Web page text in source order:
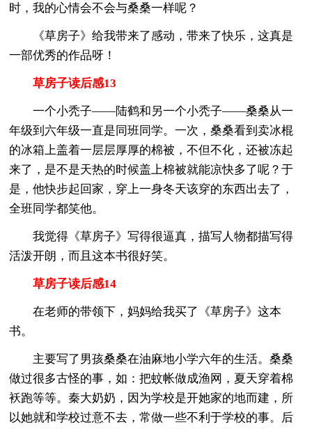
时，我的心情会不会与桑桑一样呢？
《草房子》给我带来了感动，带来了快乐，这真是
一部优秀的作品呀！
草房子读后感13
一个小秃子——陆鹤和另一个小秃子——桑桑从一
年级到六年级一直是同班同学。一次，桑桑看到卖冰棍
的冰箱上盖着一层层厚厚的棉被，不但不化，还被冻起
来了，是不是天热的时候盖上棉被就能凉快多了呢？于
是，他快步起回家，穿上一身冬天该穿的东西出去了，
全班同学都笑他。
我觉得《草房子》写得很逼真，描写人物都描写得
活泼开朗，而且这本书很好笑。
草房子读后感14
在老师的带领下，妈妈给我买了《草房子》这本
书。
主要写了男孩桑桑在油麻地小学六年的生活。桑桑
做过很多古怪的事，如：把蚊帐做成渔网，夏天穿着棉
袄跑等等。秦大奶奶，因为学校是开她家的地而建，所
以她就和学校过意不去，常做一些不利于学校的事。后